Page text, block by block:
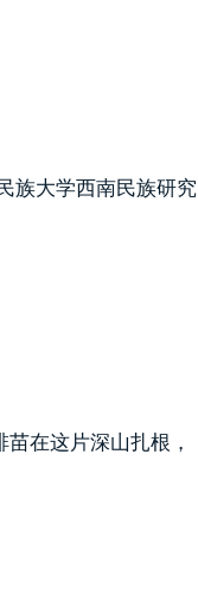
族大学西南民族研究
在这片深山扎根，